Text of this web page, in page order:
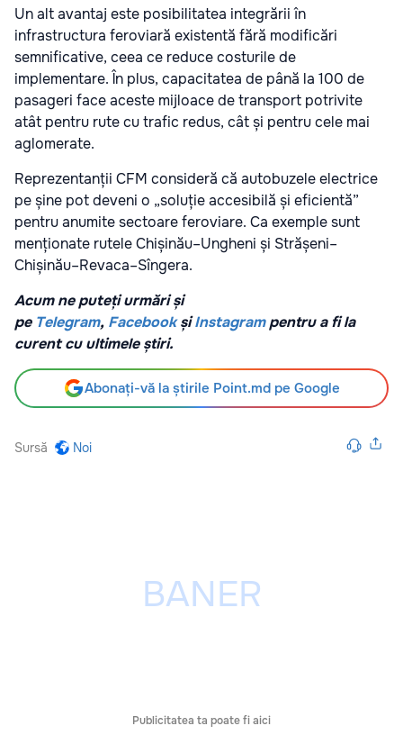
Un alt avantaj este posibilitatea integrării în
infrastructura feroviară existentă fără modificări
semnificative, ceea ce reduce costurile de
implementare. În plus, capacitatea de până la 100 de
pasageri face aceste mijloace de transport potrivite
atât pentru rute cu trafic redus, cât și pentru cele mai
aglomerate.
Reprezentanții CFM consideră că autobuzele electrice
pe șine pot deveni o „soluție accesibilă și eficientă”
pentru anumite sectoare feroviare. Ca exemple sunt
menționate rutele Chișinău–Ungheni și Strășeni–
Chișinău–Revaca–Sîngera.
Acum ne puteți urmări și
pe Telegram, Facebook șiInstagrampentru a fi la
curent cu ultimele știri.
Abonați-vă la știrile Point.md pe Google
Sursă Noi
Publicitatea ta poate fi aici